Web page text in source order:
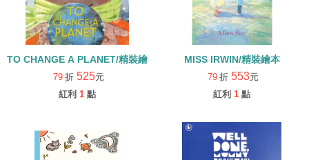
TO CHANGE A PLANET/精裝繪本
79 折 525元
紅利 1 點
MISS IRWIN/精裝繪本
79 折 553元
紅利 1 點